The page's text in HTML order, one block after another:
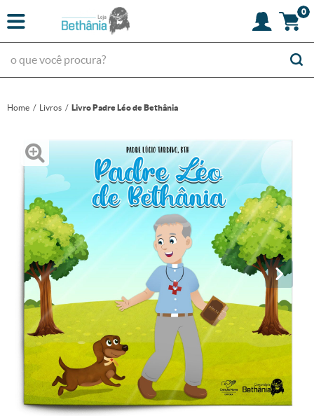
0
Home Livros Livro Padre Léo de Bethânia